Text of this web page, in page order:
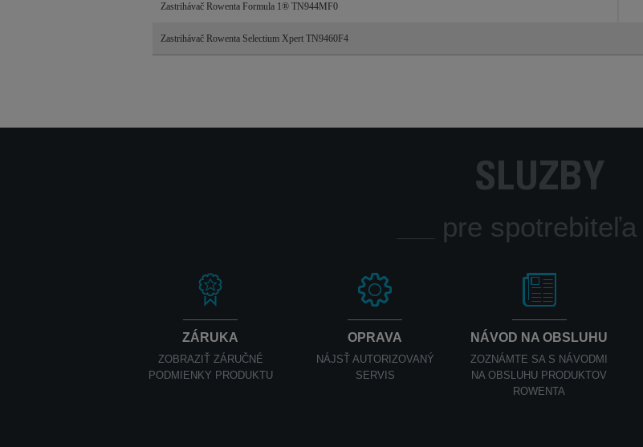
Zastrihávač Rowenta Formula 1® TN944MF0
Zastrihávač Rowenta Selectium Xpert TN9460F4
SLUŽBY
pre spotrebiteľa
ZÁRUKA
ZOBRAZIŤ ZÁRUČNÉ
PODMIENKY PRODUKTU
OPRAVA
NÁJSŤ AUTORIZOVANÝ
SERVIS
NÁVOD NA OBSLUHU
ZOZNÁMTE SA S NÁVODMI
NA OBSLUHU PRODUKTOV
ROWENTA